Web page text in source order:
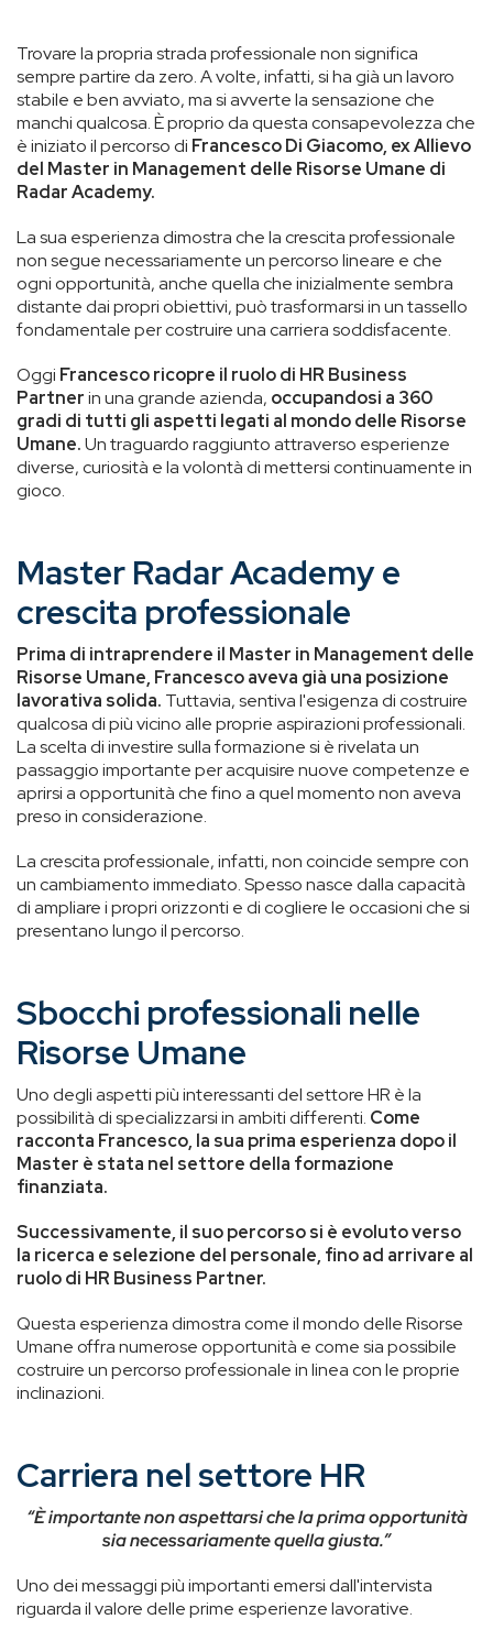
Trovare la propria strada professionale non significa
sempre partire da zero. A volte, infatti, si ha già un lavoro
stabile e ben avviato, ma si avverte la sensazione che
manchi qualcosa. È proprio da questa consapevolezza che
è iniziato il percorso di Francesco Di Giacomo, ex Allievo
del Master in Management delle Risorse Umane di
Radar Academy.
La sua esperienza dimostra che la crescita professionale
non segue necessariamente un percorso lineare e che
ogni opportunità, anche quella che inizialmente sembra
distante dai propri obiettivi, può trasformarsi in un tassello
fondamentale per costruire una carriera soddisfacente.
Oggi Francesco ricopre il ruolo di HR Business
Partnerin una grande azienda, occupandosi a 360
gradi di tutti gli aspetti legati al mondo delle Risorse
Umane.Un traguardo raggiunto attraverso esperienze
diverse, curiosità e la volontà di mettersi continuamente in
gioco.
Master Radar Academy e
crescita professionale
Prima di intraprendere il Master in Management delle
Risorse Umane, Francesco aveva già una posizione
lavorativa solida. Tuttavia, sentiva l'esigenza di costruire
qualcosa di più vicino alle proprie aspirazioni professionali.
La scelta di investire sulla formazione si è rivelata un
passaggio importante per acquisire nuove competenze e
aprirsi a opportunità che fino a quel momento non aveva
preso in considerazione.
La crescita professionale, infatti, non coincide sempre con
un cambiamento immediato. Spesso nasce dalla capacità
di ampliare i propri orizzonti e di cogliere le occasioni che si
presentano lungo il percorso.
Sbocchi professionali nelle
Risorse Umane
Uno degli aspetti più interessanti del settore HR è la
possibilità di specializzarsi in ambiti differenti. Come
racconta Francesco, la sua prima esperienza dopo il
Master è stata nel settore della formazione
finanziata.
Successivamente, il suo percorso si è evoluto verso
la ricerca e selezione del personale, fino ad arrivare al
ruolo di HR Business Partner.
Questa esperienza dimostra come il mondo delle Risorse
Umane offra numerose opportunità e come sia possibile
costruire un percorso professionale in linea con le proprie
inclinazioni.
Carriera nel settore HR
“Èimportante non aspettarsi che la prima opportunità
sia necessariamente quella giusta.”
Uno dei messaggi più importanti emersi dall'intervista
riguarda il valore delle prime esperienze lavorative.